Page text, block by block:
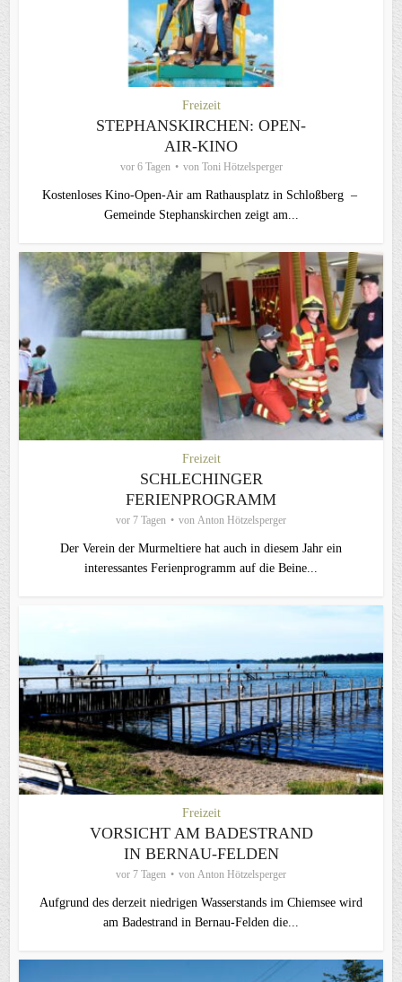
Freizeit
STEPHANSKIRCHEN: OPEN-
AIR-KINO
vor 6 Tagen von Toni Hötzelsperger
Kostenloses Kino-Open-Air am Rathausplatz in Schloßberg –
Gemeinde Stephanskirchen zeigt am...
Freizeit
SCHLECHINGER
FERIENPROGRAMM
vor 7 Tagen von Anton Hötzelsperger
Der Verein der Murmeltiere hat auch in diesem Jahr ein
interessantes Ferienprogramm auf die Beine...
Freizeit
VORSICHT AM BADESTRAND
IN BERNAU-FELDEN
vor 7 Tagen von Anton Hötzelsperger
Aufgrund des derzeit niedrigen Wasserstands im Chiemsee wird
am Badestrand in Bernau-Felden die...